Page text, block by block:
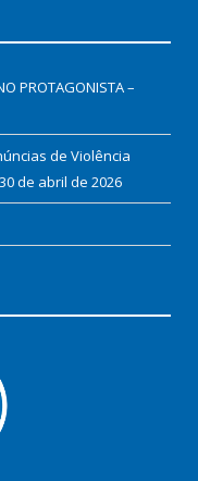
PROTAGONISTA –
de Violência
30 de abril de 2026